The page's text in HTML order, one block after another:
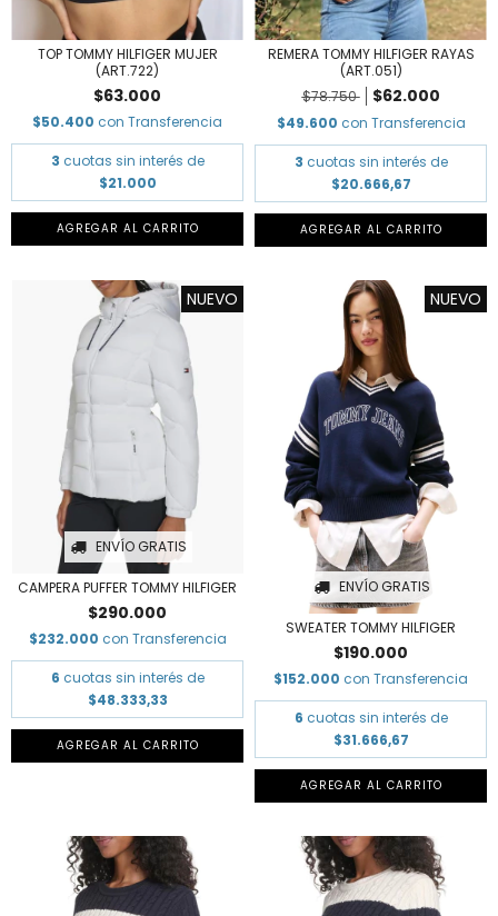
TOP TOMMY HILFIGER MUJER
(ART.722)
$63.000
$50.400 con Transferencia
3 cuotas sin interés de
$21.000
AGREGAR AL CARRITO
REMERA TOMMY HILFIGER RAYAS
(ART.051)
$78.750
$62.000
$49.600 con Transferencia
3 cuotas sin interés de
$20.666,67
AGREGAR AL CARRITO
ENVÍO GRATIS
NUEVO
CAMPERA PUFFER TOMMY HILFIGER
$290.000
$232.000 con Transferencia
6 cuotas sin interés de
$48.333,33
AGREGAR AL CARRITO
ENVÍO GRATIS
NUEVO
SWEATER TOMMY HILFIGER
$190.000
$152.000 con Transferencia
6 cuotas sin interés de
$31.666,67
AGREGAR AL CARRITO